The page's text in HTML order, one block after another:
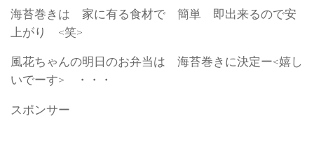
海苔巻きは 家に有る食材で 簡単 即出来るので安
上がり <笑>
風花ちゃんの明日のお弁当は 海苔巻きに決定ー<嬉し
いでーす> ・・・
スポンサー